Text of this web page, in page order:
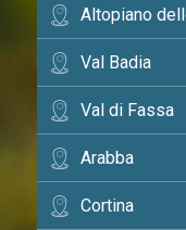
Altopiano
Val Badia
Val di Fassa
Arabba
Cortina